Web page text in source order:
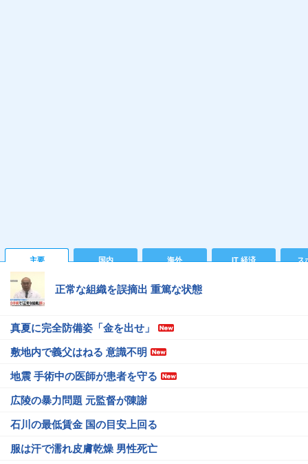
主要 国内 海外 IT 経済 ス
正常な組織を誤摘出 重篤な状態
真夏に完全防備姿「金を出せ」
敷地内で義父はねる 意識不明
地震 手術中の医師が患者を守る
広陵の暴力問題 元監督が陳謝
石川の最低賃金 国の目安上回る
服は汗で濡れ皮膚乾燥 男性死亡